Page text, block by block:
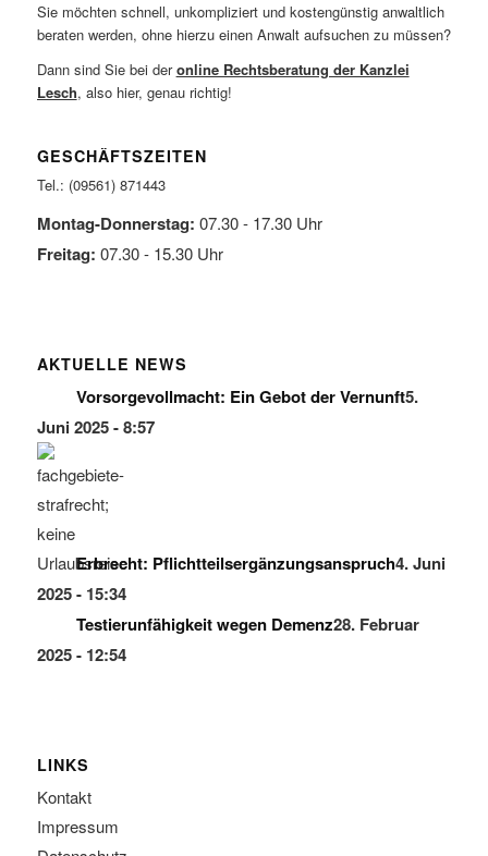
Sie möchten schnell, unkompliziert und kostengünstig anwaltlich
beraten werden, ohne hierzu einen Anwalt aufsuchen zu müssen?
Dann sind Sie bei deronline Rechtsberatung der Kanzlei
Lesch, also hier, genau richtig!
GESCHÄFTSZEITEN
Tel.: (09561) 871443
Montag-Donnerstag: 07.30 - 17.30 Uhr
Freitag: 07.30 - 15.30 Uhr
AKTUELLE NEWS
Vorsorgevollmacht: Ein Gebot der Vernunft5.
Juni 2025 - 8:57
Erbrecht: Pflichtteilsergänzungsanspruch4. Juni
2025 - 15:34
Testierunfähigkeit wegen Demenz28. Februar
2025 - 12:54
LINKS
Kontakt
Impressum